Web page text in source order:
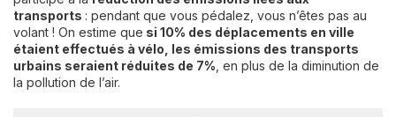
transports : pendant que vous pédalez, vous n’êtes pas au
volant ! On estime que si 10% des déplacements en ville
étaient effectués à vélo, les émissions des transports
urbains seraient réduites de 7% , en plus de la diminution de
la pollution de l’air.